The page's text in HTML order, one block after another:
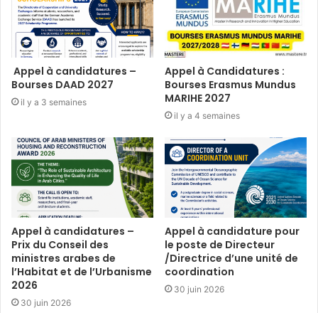
Appel à candidatures –
Bourses DAAD 2027
il y a 3 semaines
Appel à Candidatures :
Bourses Erasmus Mundus
MARIHE 2027
il y a 4 semaines
Appel à candidatures –
Prix du Conseil des
ministres arabes de
l’Habitat et de l’Urbanisme
2026
30 juin 2026
Appel à candidature pour
le poste de Directeur
/Directrice d’une unité de
coordination
30 juin 2026